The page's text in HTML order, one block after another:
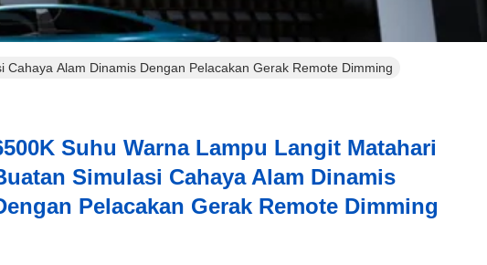
Alam Dinamis Dengan Pelacakan Gerak Remote Dimming
Suhu Warna Lampu Langit Matahari
Simulasi Cahaya Alam Dinamis
Pelacakan Gerak Remote Dimming